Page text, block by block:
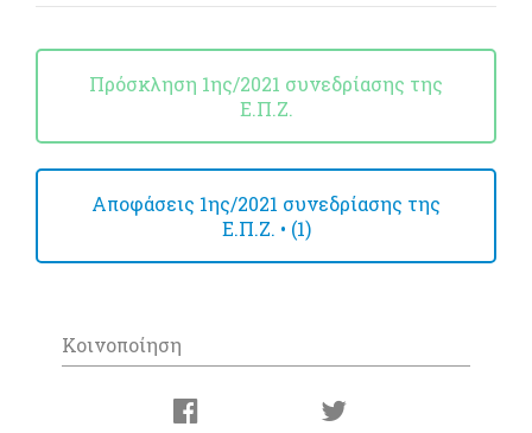
Πρόσκληση 1ης/2021 συνεδρίασης της
Ε.Π.Ζ.
Αποφάσεις 1ης/2021 συνεδρίασης της
Ε.Π.Ζ. • (1)
Κοινοποίηση